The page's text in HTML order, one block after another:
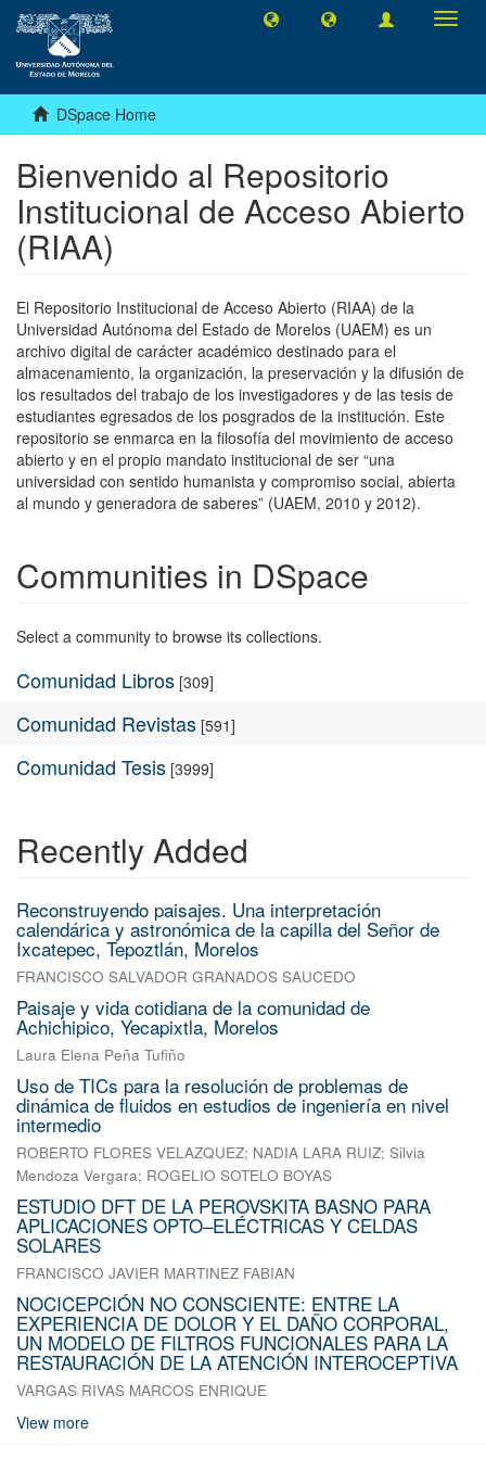
DSpace Home
Bienvenido al Repositorio
Institucional de Acceso Abierto
(RIAA)
El Repositorio Institucional de Acceso Abierto (RIAA) de la
Universidad Autónoma del Estado de Morelos (UAEM) es un
archivo digital de carácter académico destinado para el
almacenamiento, la organización, la preservación y la difusión de
los resultados del trabajo de los investigadores y de las tesis de
estudiantes egresados de los posgrados de la institución. Este
repositorio se enmarca en la filosofía del movimiento de acceso
abierto y en el propio mandato institucional de ser “una
universidad con sentido humanista y compromiso social, abierta
al mundo y generadora de saberes” (UAEM, 2010 y 2012).
Communities in DSpace
Select a community to browse its collections.
Comunidad Libros [309]
Comunidad Revistas [591]
Comunidad Tesis [3999]
Recently Added
Reconstruyendo paisajes. Una interpretación
calendárica y astronómica de la capilla del Señor de
Ixcatepec, Tepoztlán, Morelos
FRANCISCO SALVADOR GRANADOS SAUCEDO
Paisaje y vida cotidiana de la comunidad de
Achichipico, Yecapixtla, Morelos
Laura Elena Peña Tufiño
Uso de TICs para la resolución de problemas de
dinámica de fluidos en estudios de ingeniería en nivel
intermedio
ROBERTO FLORES VELAZQUEZ; NADIA LARA RUIZ; Silvia
Mendoza Vergara; ROGELIO SOTELO BOYAS
ESTUDIO DFT DE LA PEROVSKITA BASNO PARA
APLICACIONES OPTO–ELÉCTRICAS Y CELDAS
SOLARES
FRANCISCO JAVIER MARTINEZ FABIAN
NOCICEPCIÓN NO CONSCIENTE: ENTRE LA
EXPERIENCIA DE DOLOR Y EL DAÑO CORPORAL,
UN MODELO DE FILTROS FUNCIONALES PARA LA
RESTAURACIÓN DE LA ATENCIÓN INTEROCEPTIVA
VARGAS RIVAS MARCOS ENRIQUE
View more